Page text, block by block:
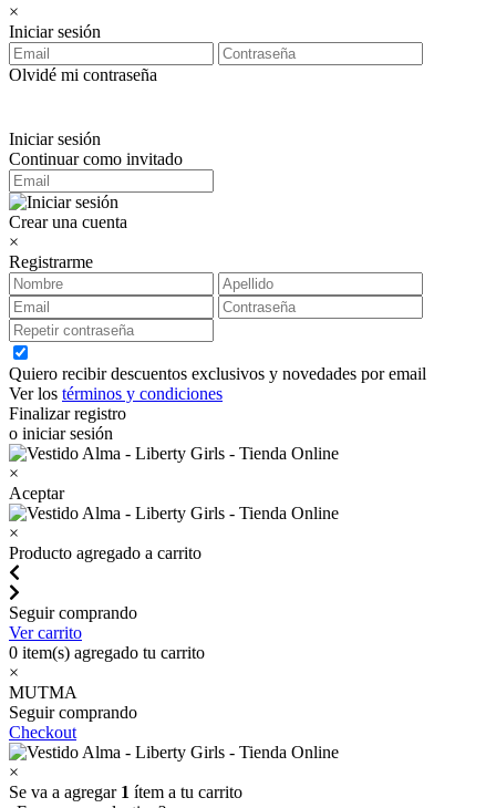
×
Iniciar sesión
Olvidé mi contraseña
Iniciar sesión
Continuar como invitado
Crear una cuenta
×
Registrarme
Quiero recibir descuentos exclusivos y novedades por email
Ver los términos y condiciones
Finalizar registro
o iniciar sesión
×
Aceptar
×
Producto agregado a carrito
Seguir comprando
Ver carrito
0 item(s) agregado tu carrito
×
MUTMA
Seguir comprando
Checkout
×
Se va a agregar 1 ítem a tu carrito